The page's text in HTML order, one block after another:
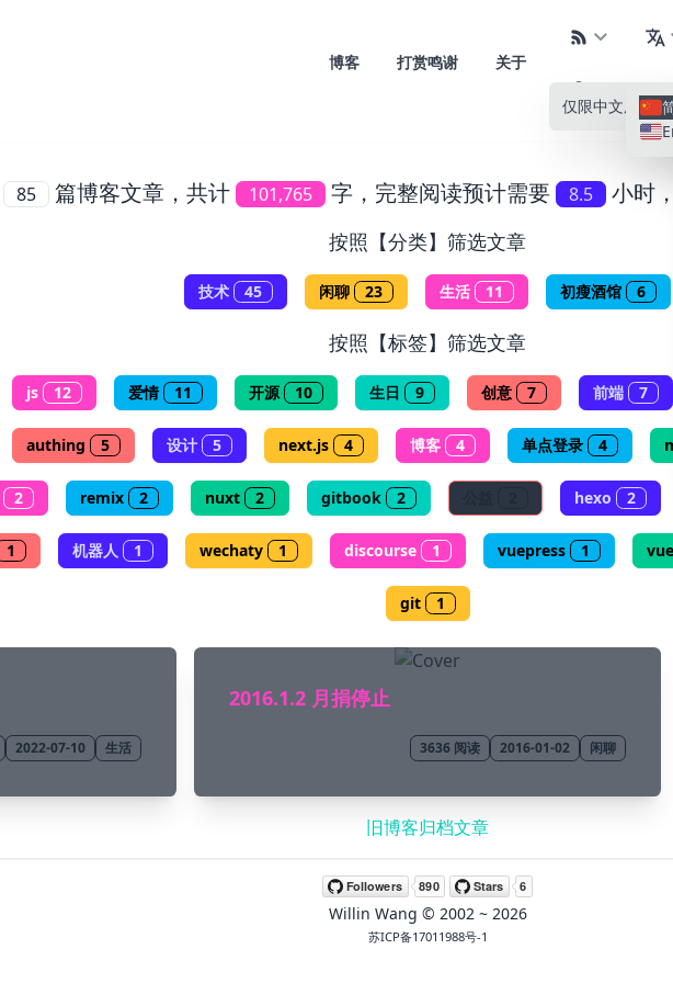
博客 打赏鸣谢 关于
仅限中文所有
85 篇博客文章，共计 101,765 字，完整阅读预计需要 8.5 小时
按照【分类】筛选文章
技术 45 闲聊 23 生活 11 初瘦酒馆 6
按照【标签】筛选文章
js 12 爱情 11 开源 10 生日 9 创意 7 前端 7
authing 5 设计 5 next.js 4 博客 4 单点登录 4
2 remix 2 nuxt 2 gitbook 2 hexo 2
1 机器人 1 wechaty 1 discourse 1 vuepress 1 vue
git 1
2022-07-10 生活
2016.1.2 月捐停止
3636 阅读 2016-01-02 闲聊
旧博客归档文章
Willin Wang © 2002 ~ 2026
苏ICP备17011988号-1